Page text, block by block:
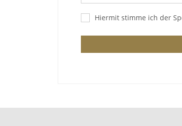
Hiermit stimme ich der